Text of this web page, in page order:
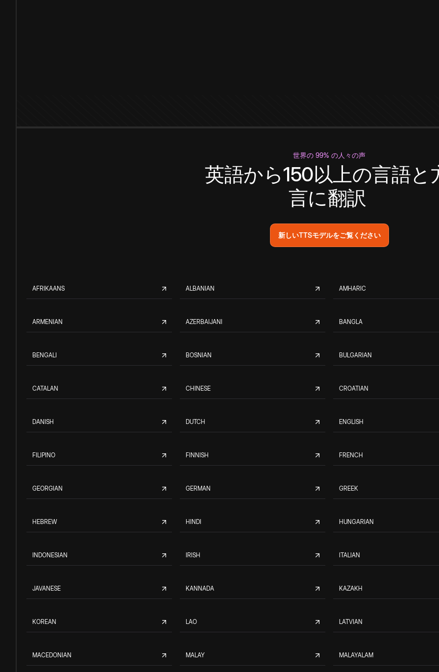
世界の 99% の人々の声
英語から150以上の言語と
言に翻訳
新しいTTSモデルをご覧ください
AFRIKAANS ALBANIAN AMHARIC
ARMENIAN AZERBAIJANI BANGLA
BENGALI BOSNIAN BULGARIAN
CATALAN CHINESE CROATIAN
DANISH DUTCH ENGLISH
FILIPINO FINNISH FRENCH
GEORGIAN GERMAN GREEK
HEBREW HINDI HUNGARIAN
INDONESIAN IRISH ITALIAN
JAVANESE KANNADA KAZAKH
KOREAN LAO LATVIAN
MACEDONIAN MALAY MALAYALAM